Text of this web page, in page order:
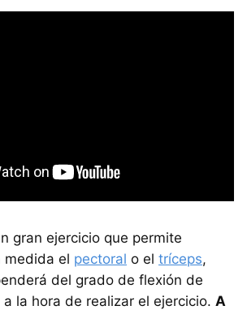
gran ejercicio que permite
medida el pectoral o el tríceps,
del grado de flexión de
la hora de realizar el ejercicio. A